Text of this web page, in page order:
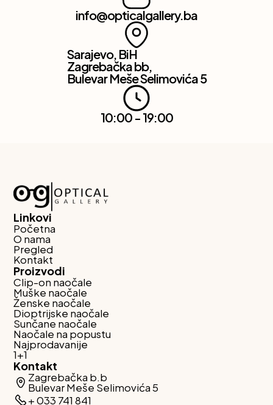
info@opticalgallery.ba
Sarajevo, BiH
Zagrebačka bb,
Bulevar Meše Selimovića 5
10:00 - 19:00
Linkovi
Početna
O nama
Pregled
Kontakt
Proizvodi
Clip-on naočale
Muške naočale
Ženske naočale
Dioptrijske naočale
Sunčane naočale
Naočale na popustu
Najprodavanije
1+1
Kontakt
Zagrebačka b.b
Bulevar Meše Selimovića 5
+ 033 741 841